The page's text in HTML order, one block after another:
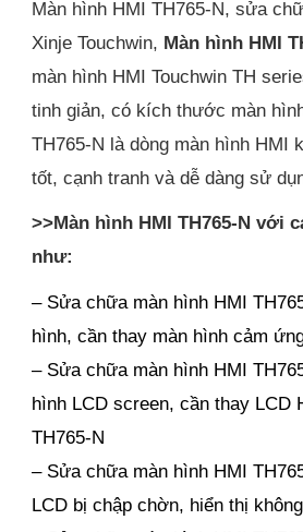
Màn hình HMI TH765-N, sửa
Xinje Touchwin, Màn hình HMI
màn hình HMI Touchwin TH
tinh giản, có kích thước màn
TH765-N là dòng màn hình HMI
tốt, cạnh tranh và dễ dàng sử
>>Màn hình HMI TH765-N với
như:
– Sửa chữa màn hình HMI
hình, cần thay màn hình cảm
– Sửa chữa màn hình HMI
hình LCD screen, cần thay LCD
TH765-N
– Sửa chữa màn hình HMI
LCD bị chập chờn, hiển thị